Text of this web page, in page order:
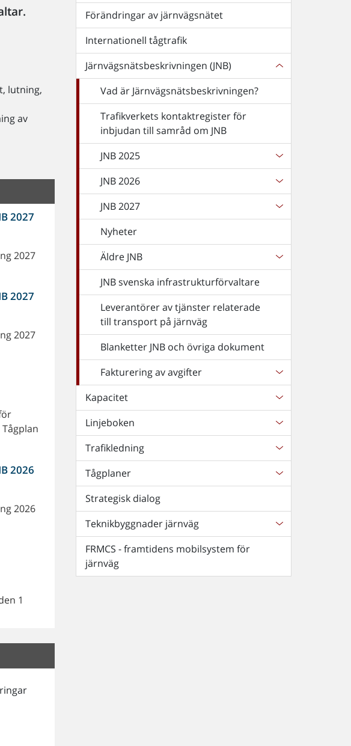
lutning,
av
2027
2027
2027
2027
2026
2026
1
Förändringar av järnvägsnätet
Internationell tågtrafik
Järnvägsnätsbeskrivningen (JNB)
Vad är Järnvägsnätsbeskrivningen?
Trafikverkets kontaktregister för
inbjudan till samråd om JNB
JNB 2025
JNB 2026
JNB 2027
Nyheter
Äldre JNB
JNB svenska infrastrukturförvaltare
Leverantörer av tjänster relaterade
till transport på järnväg
Blanketter JNB och övriga dokument
Fakturering av avgifter
Kapacitet
Linjeboken
Trafikledning
Tågplaner
Strategisk dialog
Teknikbyggnader järnväg
FRMCS - framtidens mobilsystem för
järnväg